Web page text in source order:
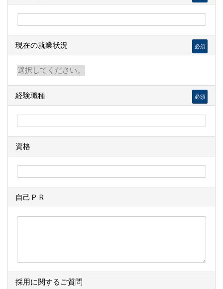
現在の就業状況 必須
経験職種 必須
資格
自己ＰＲ
採用に関するご質問